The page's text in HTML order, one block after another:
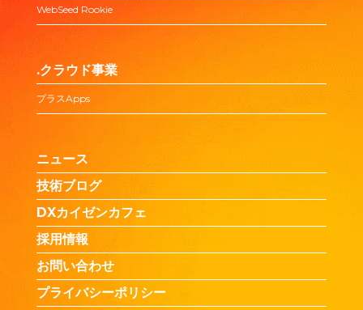
WebSeed Rookie
.クラウド事業
プラスApps
ニュース
技術ブログ
DXカイゼンカフェ
採用情報
お問い合わせ
プライバシーポリシー